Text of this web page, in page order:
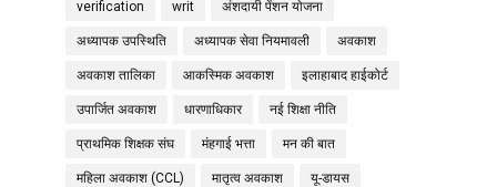
verification writ अंशदायी पेंशन योजना
अध्यापक उपस्थिति अध्यापक सेवा नियमावली अवकाश
अवकाश तालिका आकस्मिक अवकाश इलाहाबाद हाईकोर्ट
उपार्जित अवकाश धारणाधिकार नई शिक्षा नीति
प्राथमिक शिक्षक संघ मंहगाई भत्ता मन की बात
महिला अवकाश (CCL) मातृत्व अवकाश यू-डायस